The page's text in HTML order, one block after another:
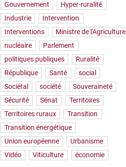
Gouvernement
Hyper-ruralité
Industrie
Intervention
Interventions
Ministre de l'Agriculture
nucléaire
Parlement
politiques publiques
Ruralité
République
Santé
social
Sociétal
société
Souveraineté
Sécurité
Sénat
Territoires
Territoires ruraux
Transition
Transition énergétique
Union européenne
Urbanisme
Vidéo
Viticulture économie